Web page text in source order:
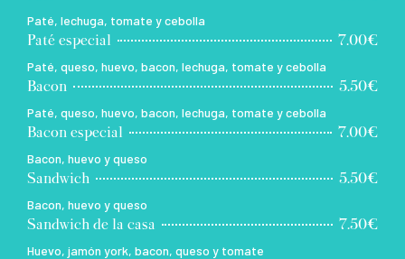
Paté, lechuga, tomate y cebolla
Paté especial 7.00€
Paté, queso, huevo, bacon, lechuga, tomate y cebolla
Bacon 5.50€
Paté, queso, huevo, bacon, lechuga, tomate y cebolla
Bacon especial 7.00€
Bacon, huevo y queso
Sandwich 5.50€
Bacon, huevo y queso
Sandwich de la casa 7.50€
Huevo, jamón york, bacon, queso y tomate